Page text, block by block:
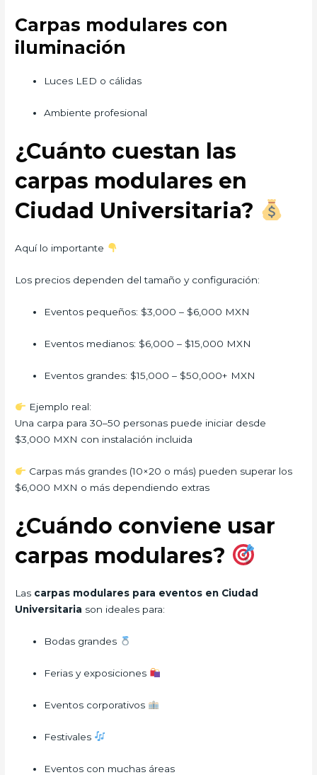
Carpas modulares con
iluminación
Luces LED o cálidas
Ambiente profesional
¿Cuánto cuestan las
carpas modulares en
Ciudad Universitaria?
Aquí lo importante
Los precios dependen del tamaño y configuración:
Eventos pequeños: $3,000 – $6,000 MXN
Eventos medianos: $6,000 – $15,000 MXN
Eventos grandes: $15,000 – $50,000+ MXN
Ejemplo real:
Una carpa para 30–50 personas puede iniciar desde
$3,000 MXN con instalación incluida
Carpas más grandes (10×20 o más) pueden superar los
$6,000 MXN o más dependiendo extras
¿Cuándo conviene usar
carpas modulares?
Las carpas modulares para eventos en Ciudad
Universitaria son ideales para:
Bodas grandes
Ferias y exposiciones
Eventos corporativos
Festivales
Eventos con muchas áreas